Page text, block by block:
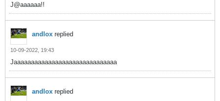
J@aaaaaa!!
andlox replied
10-09-2022, 19:43
Jaaaaaaaaaaaaaaaaaaaaaaaaaaaaaa
andlox replied